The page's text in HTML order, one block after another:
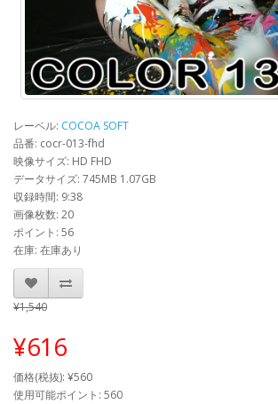
レーベル: COCOA SOFT
品番: cocr-013-fhd
映像サイズ: HD FHD
データサイズ: 745MB 1.07GB
収録時間: 9:38
画像枚数: 20
ポイント: 56
在庫: 在庫あり
¥1,540
¥616
価格(税抜): ¥560
使用可能ポイント: 560